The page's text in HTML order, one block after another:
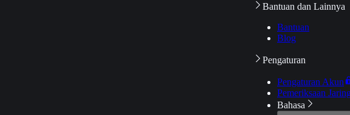
Bantuan dan Lainnya
Bantuan
Blog
Pengaturan
Pengaturan Akun
Pemeriksaan
Bahasa